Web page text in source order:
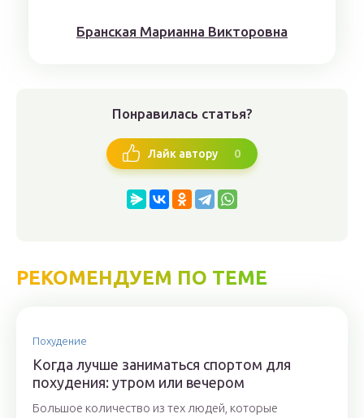
Брaнскaя Мaрианнa Виктoрoвна
Понравилась статья?
Лайк автору 0
РЕКОМЕНДУЕМ ПО ТЕМЕ
Похудение
Когда лучше заниматься спортом для
похудения: утром или вечером
Большое количество из тех людей, которые